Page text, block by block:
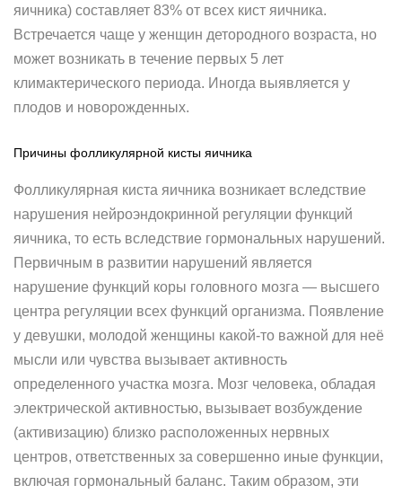
яичника) составляет 83% от всех кист яичника.
Встречается чаще у женщин детородного возраста, но
может возникать в течение первых 5 лет
климактерического периода. Иногда выявляется у
плодов и новорожденных.
Причины фолликулярной кисты яичника
Фолликулярная киста яичника возникает вследствие
нарушения нейроэндокринной регуляции функций
яичника, то есть вследствие гормональных нарушений.
Первичным в развитии нарушений является
нарушение функций коры головного мозга — высшего
центра регуляции всех функций организма. Появление
у девушки, молодой женщины какой-то важной для неё
мысли или чувства вызывает активность
определенного участка мозга. Мозг человека, обладая
электрической активностью, вызывает возбуждение
(активизацию) близко расположенных нервных
центров, ответственных за совершенно иные функции,
включая гормональный баланс. Таким образом, эти